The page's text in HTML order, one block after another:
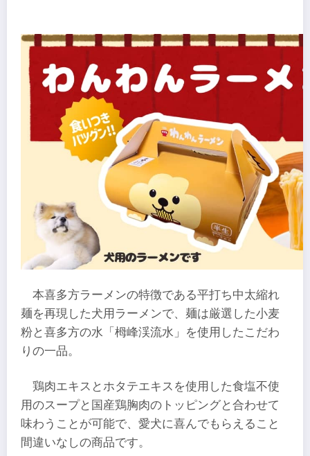
本喜多方ラーメンの特徴である平打ち中太縮れ
麺を再現した犬用ラーメンで、麺は厳選した小麦
粉と喜多方の水「栂峰渓流水」を使用したこだわ
りの一品。
鶏肉エキスとホタテエキスを使用した食塩不使
用のスープと国産鶏胸肉のトッピングと合わせて
味わうことが可能で、愛犬に喜んでもらえること
間違いなしの商品です。